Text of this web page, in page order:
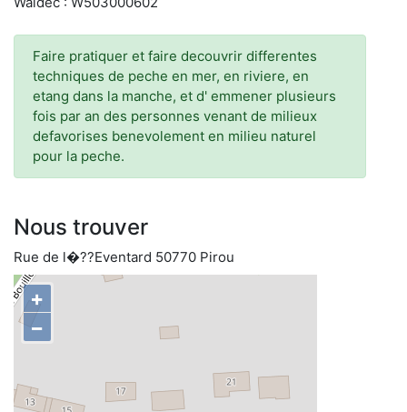
Faire pratiquer et faire decouvrir differentes
techniques de peche en mer, en riviere, en
etang dans la manche, et d' emmener plusieurs
fois par an des personnes venant de milieux
defavorises benevolement en milieu naturel
pour la peche.
Nous trouver
Rue de l�??Eventard 50770 Pirou
+
−